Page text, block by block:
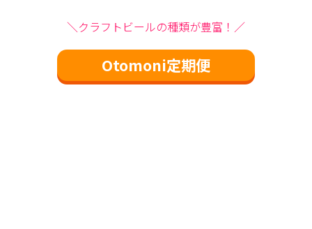
＼クラフトビールの種類が豊富！／
Otomoni定期便